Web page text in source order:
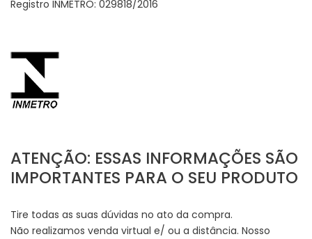
Registro INMETRO: 029818/2016
ATENÇÃO: ESSAS INFORMAÇÕES SÃO
IMPORTANTES PARA O SEU PRODUTO
Tire todas as suas dúvidas no ato da compra.
Não realizamos venda virtual e/ ou a distância. Nosso